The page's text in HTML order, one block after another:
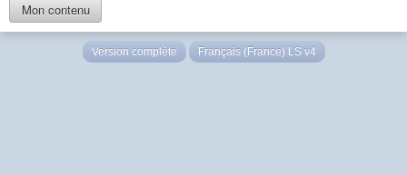
Mon contenu
Version complète Français (France) LS v4